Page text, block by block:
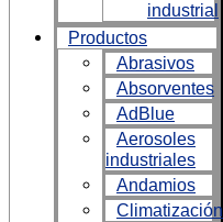
industrial
Productos
Abrasivos
Absorventes
AdBlue
Aerosoles
industriales
Andamios
Climatización